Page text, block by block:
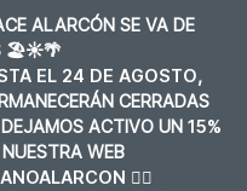
ALARCÓN SE VA DE
🏖️☀️🌴
EL 24 DE AGOSTO,
CERRADAS
ACTIVO UN 15%
NUESTRA WEB
👈🏼